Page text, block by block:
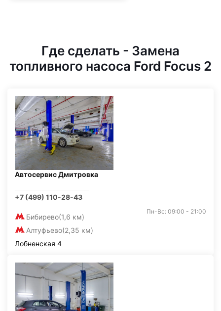
Где сделать - Замена
топливного насоса Ford Focus 2
Автосервис Дмитровка
+7 (499) 110-28-43
Бибирево(1,6 км)
Алтуфьево(2,35 км)
Пн-Вс: 09:00 - 21:00
Лобненская 4